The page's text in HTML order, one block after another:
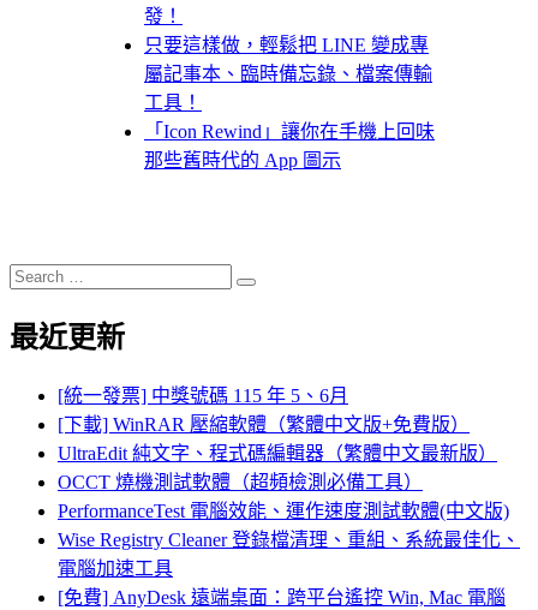
發！
只要這樣做，輕鬆把 LINE 變成專
屬記事本、臨時備忘錄、檔案傳輸
工具！
「Icon Rewind」讓你在手機上回味
那些舊時代的 App 圖示
Search
for:
Search
最近更新
[統一發票] 中獎號碼 115 年 5、6月
[下載] WinRAR 壓縮軟體（繁體中文版+免費版）
UltraEdit 純文字、程式碼編輯器（繁體中文最新版）
OCCT 燒機測試軟體（超頻檢測必備工具）
PerformanceTest 電腦效能、運作速度測試軟體(中文版)
Wise Registry Cleaner 登錄檔清理、重組、系統最佳化、
電腦加速工具
[免費] AnyDesk 遠端桌面：跨平台遙控 Win, Mac 電腦